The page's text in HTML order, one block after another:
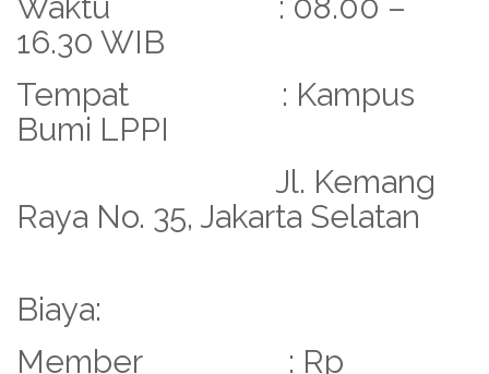
16.30 WIB
Tempat : Kampus
Bumi LPPI
Jl. Kemang
Raya No. 35, Jakarta Selatan
Biaya:
Member : Rp